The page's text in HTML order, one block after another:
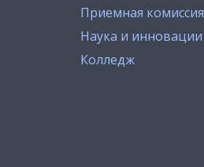
Приемная комиссия
Наука и инновации
Колледж